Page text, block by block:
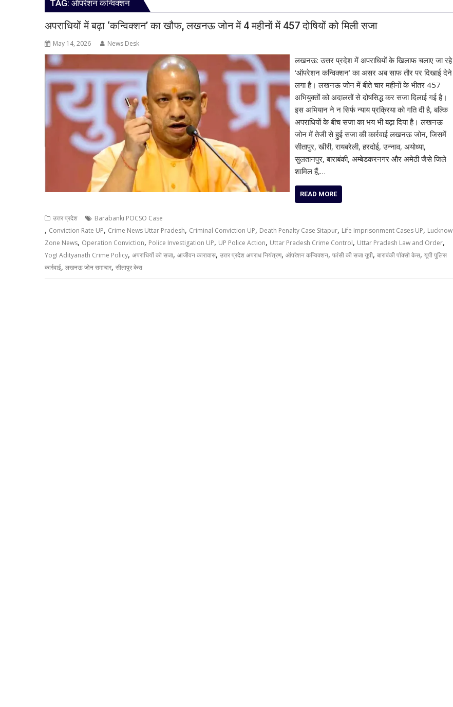
TAG: ऑपरेशन कन्विक्शन
अपराधियों में बढ़ा ‘कन्विक्शन’ का खौफ, लखनऊ जोन में 4 महीनों में 457 दोषियों को मिली सजा
May 14, 2026 News Desk
लखनऊ: उत्तर प्रदेश में अपराधियों के खिलाफ चलाए जा रहे
‘ऑपरेशन कन्विक्शन’ का असर अब साफ तौर पर दिखाई देने
लगा है। लखनऊ जोन में बीते चार महीनों के भीतर 457
अभियुक्तों को अदालतों से दोषसिद्ध कर सजा दिलाई गई है।
इस अभियान ने न सिर्फ न्याय प्रक्रिया को गति दी है, बल्कि
अपराधियों के बीच सजा का भय भी बढ़ा दिया है। लखनऊ
जोन में तेजी से हुई सजा की कार्रवाई लखनऊ जोन, जिसमें
सीतापुर, खीरी, रायबरेली, हरदोई, उन्नाव, अयोध्या,
सुलतानपुर, बाराबंकी, अम्बेडकरनगर और अमेठी जैसे जिले
शामिल हैं,…
READ MORE
उत्तर प्रदेश Barabanki POCSO Case
, Conviction Rate UP, Crime News Uttar Pradesh, Criminal Conviction UP, Death Penalty Case Sitapur, Life Imprisonment Cases UP, Lucknow
Zone News, Operation Conviction, Police Investigation UP, UP Police Action, Uttar Pradesh Crime Control, Uttar Pradesh Law and Order,
YogI Adityanath Crime Policy, अपराधियों को सजा, आजीवन कारावास, उत्तर प्रदेश अपराध नियंत्रण, ऑपरेशन कन्विक्शन, फांसी की सजा यूपी, बाराबंकी पॉक्सो केस, यूपी पुलिस
कार्रवाई, लखनऊ जोन समाचार, सीतापुर केस